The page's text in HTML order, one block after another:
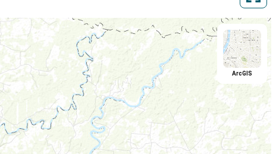
ArcGIS